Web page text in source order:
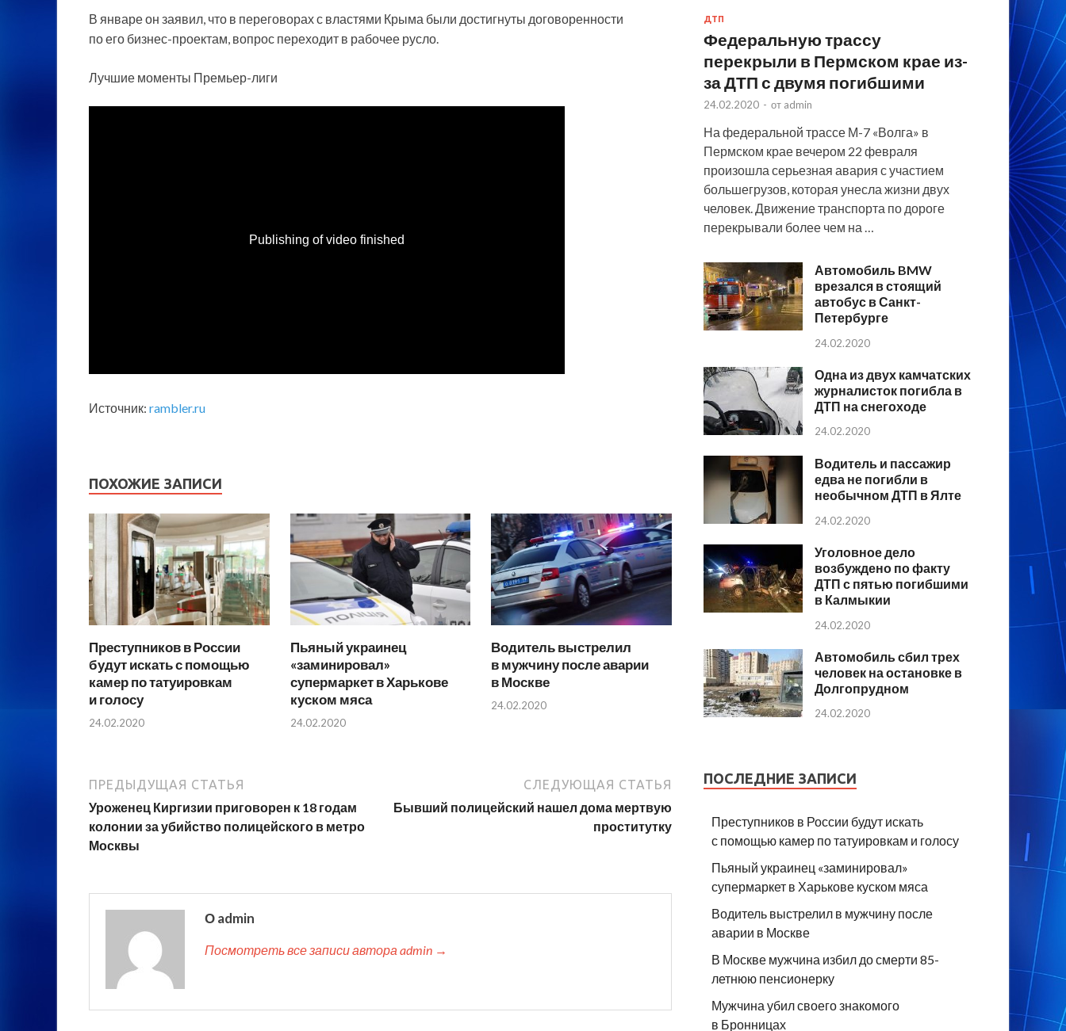
В январе он заявил, что в переговорах с властями Крыма были достигнуты договоренности
по его бизнес-проектам, вопрос переходит в рабочее русло.
Лучшие моменты Премьер-лиги
Источник: rambler.ru
ПОХОЖИЕ ЗАПИСИ
Преступников в России
будут искать с помощью
камер по татуировкам
и голосу
24.02.2020
Пьяный украинец
«заминировал»
супермаркет в Харькове
куском мяса
24.02.2020
Водитель выстрелил
в мужчину после аварии
в Москве
24.02.2020
ПРЕДЫДУЩАЯ СТАТЬЯ
Уроженец Киргизии приговорен к 18 годам
колонии за убийство полицейского в метро
Москвы
СЛЕДУЮЩАЯ СТАТЬЯ
Бывший полицейский нашел дома мертвую
проститутку
О admin
Посмотреть все записи автора admin →
ДТП
Федеральную трассу
перекрыли в Пермском крае из-
за ДТП с двумя погибшими
24.02.2020 - от admin
На федеральной трассе М-7 «Волга» в
Пермском крае вечером 22 февраля
произошла серьезная авария с участием
большегрузов, которая унесла жизни двух
человек. Движение транспорта по дороге
перекрывали более чем на …
Автомобиль BMW
врезался в стоящий
автобус в Санкт-
Петербурге
24.02.2020
Одна из двух камчатских
журналисток погибла в
ДТП на снегоходе
24.02.2020
Водитель и пассажир
едва не погибли в
необычном ДТП в Ялте
24.02.2020
Уголовное дело
возбуждено по факту
ДТП с пятью погибшими
в Калмыкии
24.02.2020
Автомобиль сбил трех
человек на остановке в
Долгопрудном
24.02.2020
ПОСЛЕДНИЕ ЗАПИСИ
Преступников в России будут искать
с помощью камер по татуировкам и голосу
Пьяный украинец «заминировал»
супермаркет в Харькове куском мяса
Водитель выстрелил в мужчину после
аварии в Москве
В Москве мужчина избил до смерти 85-
летнюю пенсионерку
Мужчина убил своего знакомого
в Бронницах